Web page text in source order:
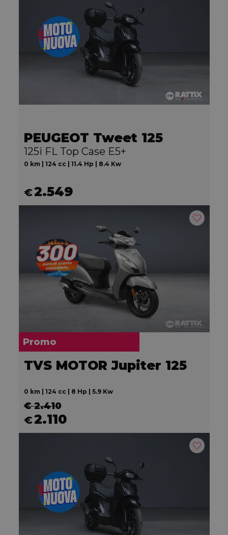
PEUGEOT Tweet 125
125i FL Top Case E5+
0 km | 124 cc | 11.4 Hp | 8.4 Kw
€2.549
Promo
TVS MOTOR Jupiter 125
0 km | 124 cc | 8 Hp | 5.9 Kw
€ 2.410
€2.110